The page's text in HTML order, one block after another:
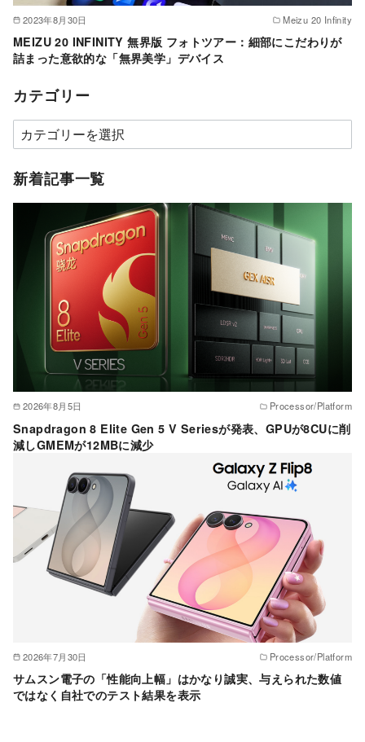
2023年8月30日 Meizu 20 Infinity
MEIZU 20 INFINITY 無界版 フォトツアー：細部にこだわりが
詰まった意欲的な「無界美学」デバイス
カテゴリー
カ
テ
ゴ
新着記事一覧
2026年8月5日 Processor/Platform
Snapdragon 8 Elite Gen 5 V Seriesが発表、GPUが8CUに削
減しGMEMが12MBに減少
2026年7月30日 Processor/Platform
サムスン電子の「性能向上幅」はかなり誠実、与えられた数値
ではなく自社でのテスト結果を表示